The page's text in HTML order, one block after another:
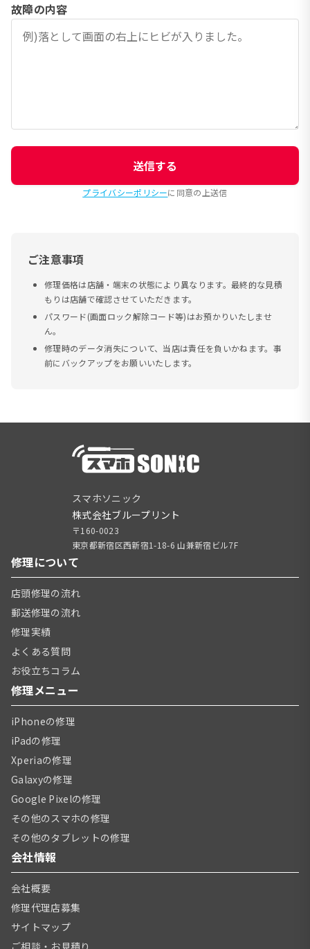
故障の内容
送信する
プライバシーポリシーに同意の上送信
ご注意事項
修理価格は店舗・端末の状態により異なります。最終的な見積
もりは店舗で確認させていただきます。
パスワード(画面ロック解除コード等)はお預かりいたしませ
ん。
修理時のデータ消失について、当店は責任を負いかねます。事
前にバックアップをお願いいたします。
スマホソニック
株式会社ブループリント
〒160-0023
東京都新宿区西新宿1-18-6 山兼新宿ビル7F
修理について
店頭修理の流れ
郵送修理の流れ
修理実績
よくある質問
お役立ちコラム
修理メニュー
iPhoneの修理
iPadの修理
Xperiaの修理
Galaxyの修理
Google Pixelの修理
その他のスマホの修理
その他のタブレットの修理
会社情報
会社概要
修理代理店募集
サイトマップ